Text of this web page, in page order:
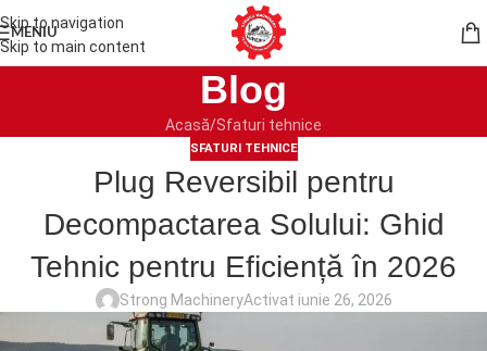
Skip to navigation
Skip to main content
MENIU
Blog
Acasă Sfaturi tehnice
SFATURI TEHNICE
Plug Reversibil pentru
Decompactarea Solului: Ghid
Tehnic pentru Eficiență în 2026
Strong MachineryActivat iunie 26, 2026